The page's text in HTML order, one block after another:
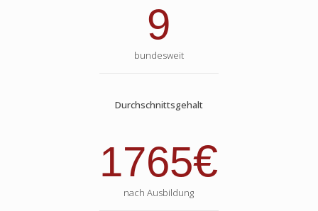
9
bundesweit
Durchschnittsgehalt
1765€
nach Ausbildung